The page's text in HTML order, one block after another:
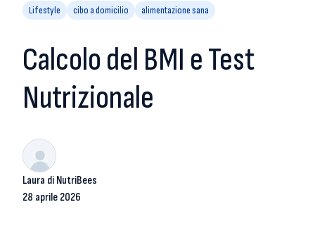
Lifestyle cibo a domicilio alimentazione sana
Calcolo del BMI e Test
Nutrizionale
Laura di NutriBees
28 aprile 2026